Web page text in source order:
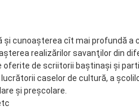
cunoaşterea cît mai profundă
realizărilor savanţilor din
de scriitorii baştinaşi şi
caselor de cultură, a
și preșcolare.